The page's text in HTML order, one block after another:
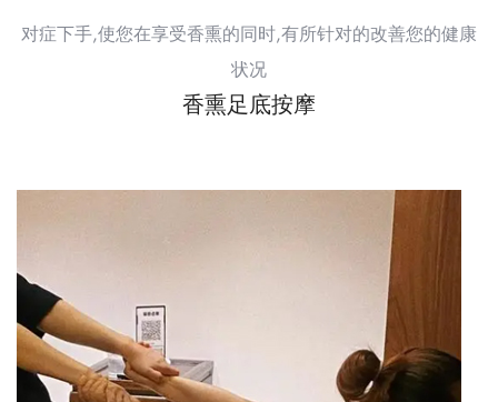
对症下手,使您在享受香熏的同时,有所针对的改善您的健康
状况
香熏足底按摩